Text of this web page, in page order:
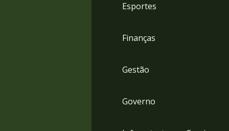
Esportes
Finanças
Gestão
Governo